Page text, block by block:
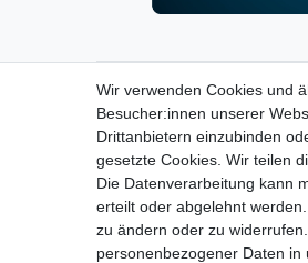
Wir verwenden Cookies und
Besucher:innen unserer
Drittanbietern einzubinden
gesetzte Cookies. Wir teilen
Die Datenverarbeitung kann
erteilt oder abgelehnt
zu ändern oder zu
personenbezogener Daten in